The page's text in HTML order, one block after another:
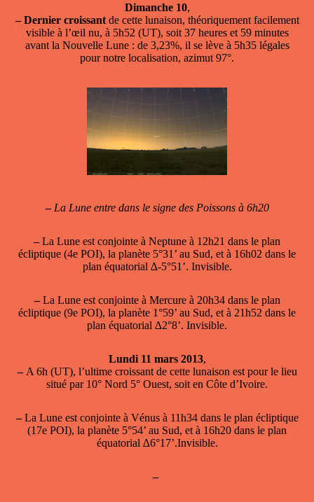
Dimanche 10,
– Dernier croissantde cette lunaison, théoriquement facilement
visible à l’œil nu, à 5h52 (UT), soit 37 heures et 59 minutes
avant la Nouvelle Lune : de 3,23%, il se lève à 5h35 légales
pour notre localisation, azimut 97°.
– La Lune entre dans le signe des Poissons à 6h20
– La Lune est conjointe à Neptune à 12h21 dans le plan
écliptique (4e POI), la planète 5°31’ au Sud, et à 16h02 dans le
plan équatorial ∆-5°51’. Invisible.
– La Lune est conjointe à Mercureà 20h34 dans le plan
écliptique (9e POI), la planète 1°59’ au Sud, et à 21h52 dans le
plan équatorial ∆2°8’. Invisible.
Lundi 11 mars 2013,
–A 6h (UT), l’ultime croissant de cette lunaison est pour le lieu
situé par 10° Nord 5° Ouest, soit en Côte d’Ivoire.
– La Lune est conjointe à Vénusà 11h34 dans le plan écliptique
(17e POI), la planète 5°54’ au Sud, et à 16h20 dans le plan
équatorial ∆6°17’.Invisible.
–